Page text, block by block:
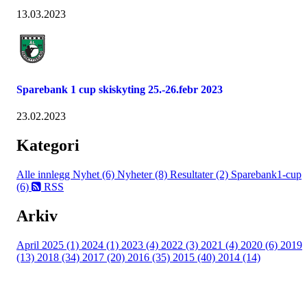
13.03.2023
Sparebank 1 cup skiskyting 25.-26.febr 2023
23.02.2023
Kategori
Alle innlegg Nyhet (6) Nyheter (8) Resultater (2) Sparebank1-cup
(6)
RSS
Arkiv
April 2025 (1) 2024 (1) 2023 (4) 2022 (3) 2021 (4) 2020 (6) 2019
(13) 2018 (34) 2017 (20) 2016 (35) 2015 (40) 2014 (14)